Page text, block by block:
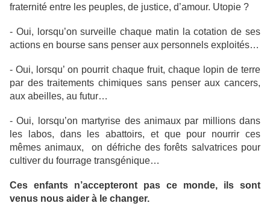
fraternité entre les peuples, de justice, d’amour. Utopie ?
- Oui, lorsqu’on surveille chaque matin la cotation de ses
actions en bourse sans penser aux personnels exploités…
- Oui, lorsqu’ on pourrit chaque fruit, chaque lopin de terre
par des traitements chimiques sans penser aux cancers,
aux abeilles, au futur…
- Oui, lorsqu’on martyrise des animaux par millions dans
les labos, dans les abattoirs, et que pour nourrir ces
mêmes animaux, on défriche des forêts salvatrices pour
cultiver du fourrage transgénique…
Ces enfants n’accepteront pas ce monde, ils sont
venus nous aider à le changer.